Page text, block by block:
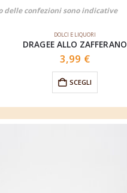
delle confezioni sono indicative
DOLCI E LIQUORI
DRAGEE ALLO ZAFFERANO
3,99 €
SCEGLI